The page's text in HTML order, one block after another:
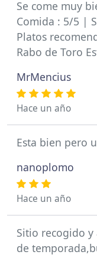
Se come muy
Comida : 5/5 |
Platos
Rabo de Toro
MrMencius
Hace un año
Esta bien pero
nanoplomo
Hace un año
Sitio recogido
de